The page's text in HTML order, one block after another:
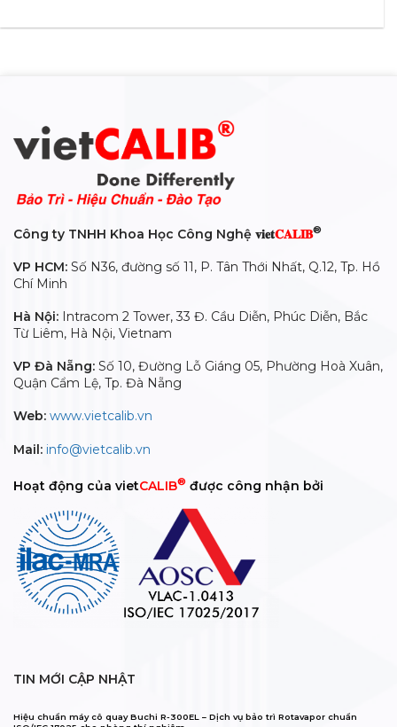
Công ty TNHH Khoa Học Công Nghệ 𝐯𝐢𝐞𝐭𝐂𝐀𝐋𝐈𝐁®
VP HCM: Số N36, đường số 11, P. Tân Thới Nhất, Q.12, Tp. Hồ
Chí Minh
Hà Nội: Intracom 2 Tower, 33 Đ. Cầu Diễn, Phúc Diễn, Bắc
Từ Liêm, Hà Nội, Vietnam
VP Đà Nẵng: Số 10, Đường Lỗ Giáng 05, Phường Hoà Xuân,
Quận Cẩm Lệ, Tp. Đà Nẵng
Web: www.vietcalib.vn
Mail: info@vietcalib.vn
Hoạt động của vietCALIB® được công nhận bởi
TIN MỚI CẬP NHẬT
Hiệu chuẩn máy cô quay Buchi R-300EL – Dịch vụ bảo trì Rotavapor chuẩn